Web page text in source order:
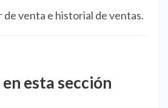
de venta e historial de ventas.
esta sección